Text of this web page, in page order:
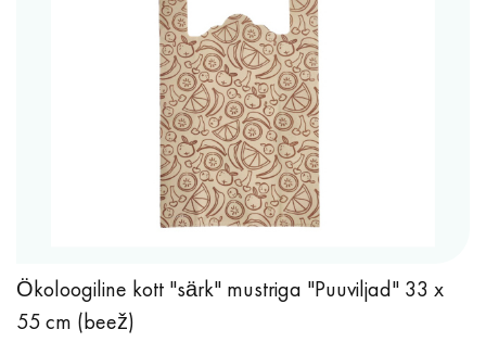
Ökoloogiline kott "särk" mustriga "Puuviljad" 33 x
55 cm (beež)